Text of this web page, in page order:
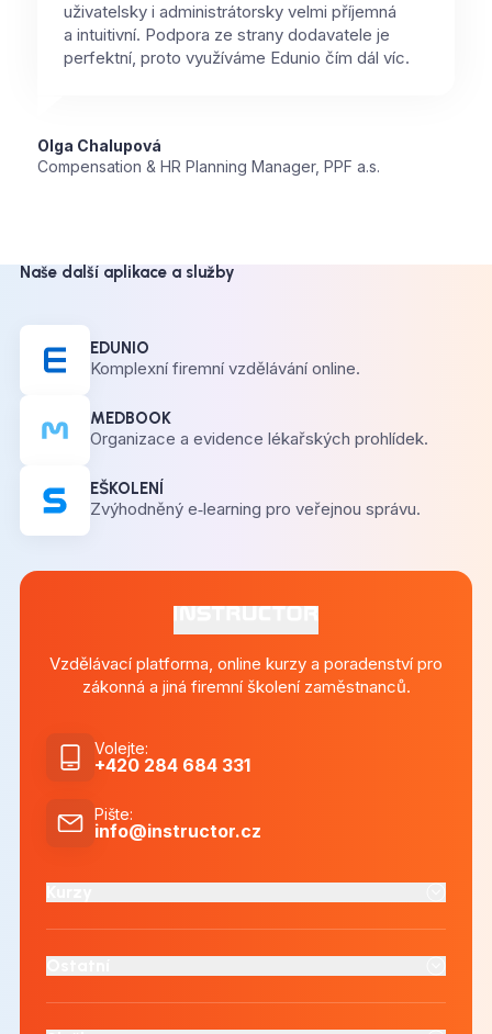
uživatelsky i administrátorsky velmi příjemná
a intuitivní. Podpora ze strany dodavatele je
perfektní, proto využíváme Edunio čím dál víc.
Olga Chalupová
Compensation & HR Planning Manager, PPF a.s.
Naše další aplikace a služby
EDUNIO
Komplexní firemní vzdělávání online.
MEDBOOK
Organizace a evidence lékařských prohlídek.
EŠKOLENÍ
Zvýhodněný e‑learning pro veřejnou správu.
Vzdělávací platforma, online kurzy a poradenství pro
zákonná a jiná firemní školení zaměstnanců.
Volejte:
+420 284 684 331
Pište:
info@instructor.cz